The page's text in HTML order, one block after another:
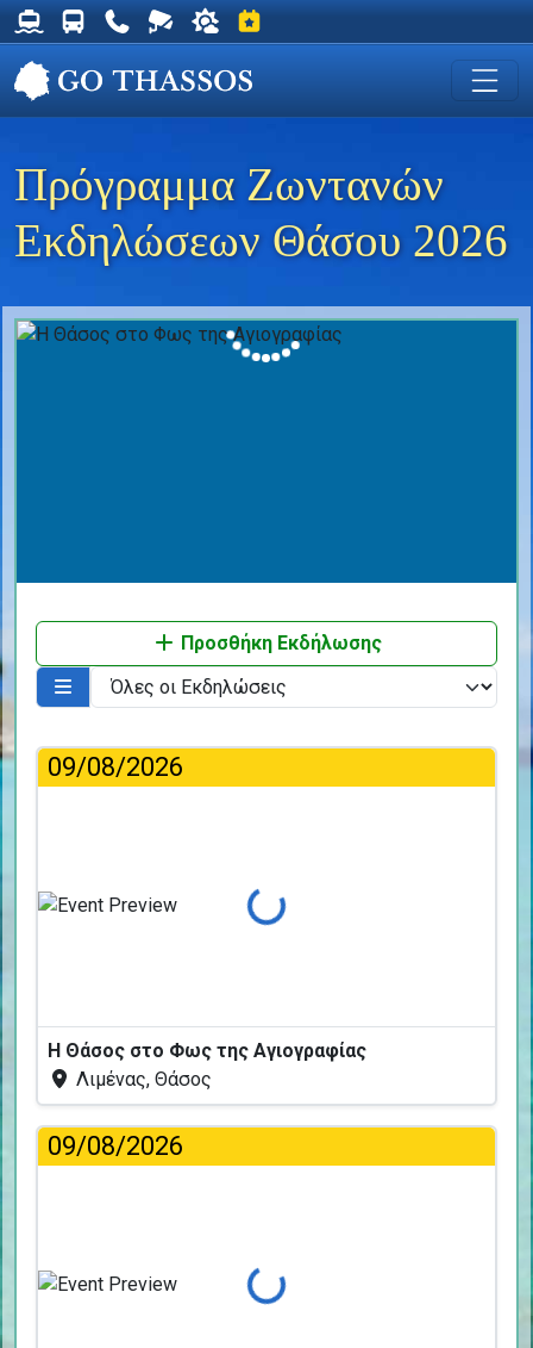
Δρομολόγια Φέρυ για Θάσο
Δρομολόγια Λεωφορείων Θάσου
Χρήσιμα Τηλέφωνα
Ζωντανή Κάμερα στη Χρυσή Ακτή
Ο καιρός στη Θάσο
Εκδηλώσεις στη Θάσο
Πρόγραμμα Ζωντανών
Εκδηλώσεων Θάσου 2026
Προσθήκη Εκδήλωσης
09/08/2026
Φόρτωση...
Η Θάσος στο Φως της Αγιογραφίας
Λιμένας, Θάσος
09/08/2026
Φόρτωση...